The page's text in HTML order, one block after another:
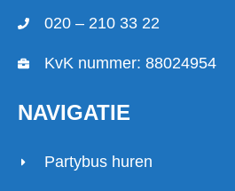
020 – 210 33 22
KvK nummer: 88024954
NAVIGATIE
Partybus huren